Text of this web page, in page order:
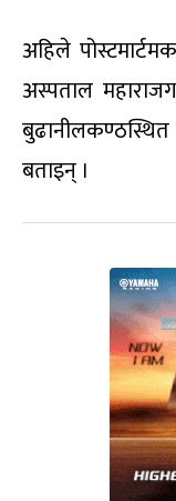
अहिले
अस्पताल
बताइन् ।